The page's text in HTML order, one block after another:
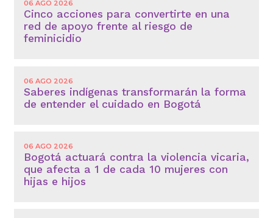
06 AGO 2026
Cinco acciones para convertirte en una
red de apoyo frente al riesgo de
feminicidio
06 AGO 2026
Saberes indígenas transformarán la forma
de entender el cuidado en Bogotá
06 AGO 2026
Bogotá actuará contra la violencia vicaria,
que afecta a 1 de cada 10 mujeres con
hijas e hijos